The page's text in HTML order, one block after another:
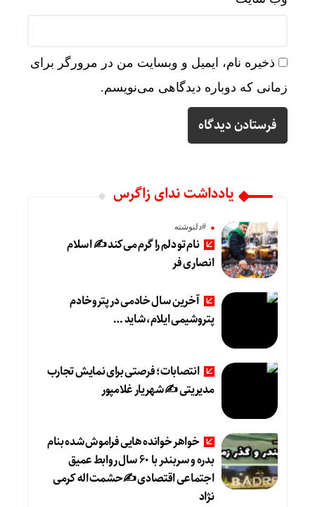
ذخیره نام، ایمیل و وبسایت من در مرورگر برای
زمانی که دوباره دیدگاهی می‌نویسم.
یادداشت ندای زاگرس
#دلنوشته
نام تو دلم را گرم می‌کند ✍️ اسلام
انصاری فر
آخرین سال خادمی در پتروخادم
پتروشیمی ایلام، شاید …
انتصابات؛ فرصتی برای نمایش تجارب
مدیریتی ✍ شهریار غلامپور
خواهر خوانده هایی فراموش شده بنام
بدره و سربندر با ۶۰ سال روابط عمیق
اجتماعی اقتصادی ✍حشمت اله کرمی
نژاد